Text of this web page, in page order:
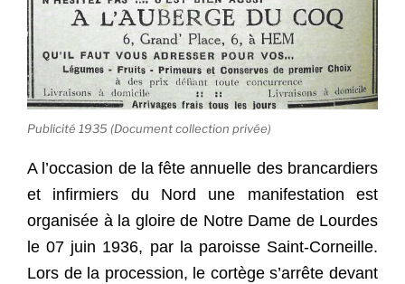
Publicité 1935 (Document collection privée)
A l’occasion de la fête annuelle des brancardiers
et infirmiers du Nord une manifestation est
organisée à la gloire de Notre Dame de Lourdes
le 07 juin 1936, par la paroisse Saint-Corneille.
Lors de la procession, le cortège s’arrête devant